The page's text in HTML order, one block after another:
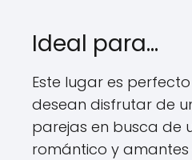
Ideal para…
Este lugar es
desean disfrutar de
parejas en busca de
romántico y